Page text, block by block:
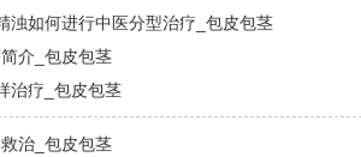
浊如何进行中医分型治疗_包皮包茎
介_包皮包茎
治疗_包皮包茎
治_包皮包茎